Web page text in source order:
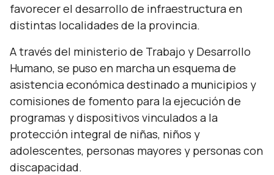
favorecer el desarrollo de infraestructura en
distintas localidades de la provincia.
A través del ministerio de Trabajo y Desarrollo
Humano, se puso en marcha un esquema de
asistencia económica destinado a municipios y
comisiones de fomento para la ejecución de
programas y dispositivos vinculados a la
protección integral de niñas, niños y
adolescentes, personas mayores y personas con
discapacidad.